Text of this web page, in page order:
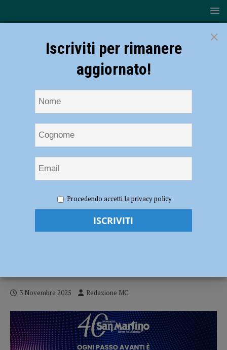
Manifesto di Julian Rosefeldt, ciclo di incontri aperti al pubblico e visite
guidate dal 6 al 23 novembre
La mostra Manifesto di Julian Rosefeldt,
3 Novembre 2025 Redazione MC
×
Iscriviti per rimanere
aggiornato!
Procedendo accetti la privacy policy